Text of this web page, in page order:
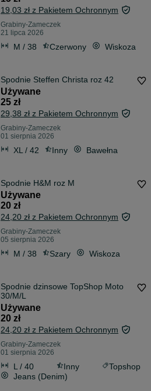
19,03 zł z Pakietem Ochronnym
Grabiny-Zameczek
21 lipca 2026
M / 38 Czerwony Wiskoza
Spodnie Steffen Christa roz 42
Używane
25 zł
29,38 zł z Pakietem Ochronnym
Grabiny-Zameczek
01 sierpnia 2026
XL / 42 Inny Bawełna
Spodnie H&M roz M
Używane
20 zł
24,20 zł z Pakietem Ochronnym
Grabiny-Zameczek
05 sierpnia 2026
M / 38 Szary Wiskoza
Spodnie dzinsowe TopShop Moto
30/M/L
Używane
20 zł
24,20 zł z Pakietem Ochronnym
Grabiny-Zameczek
01 sierpnia 2026
L / 40 Inny
Topshop
Jeans (Denim)